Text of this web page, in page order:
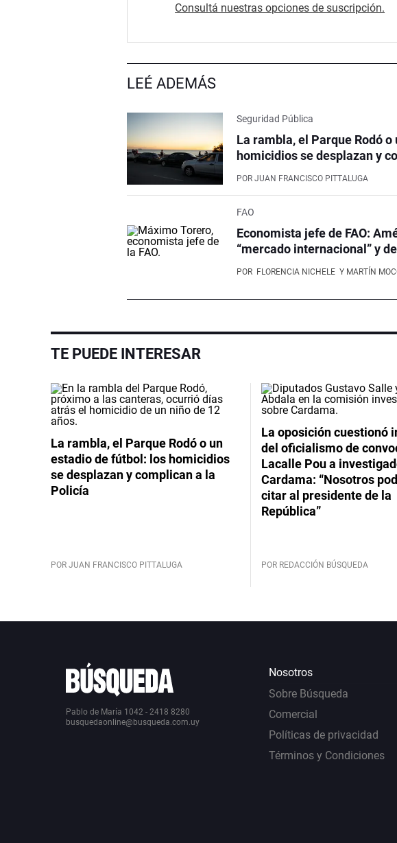
Consultá nuestras opciones de suscripción.
LEÉ ADEMÁS
Seguridad Pública
La rambla, el Parque Rodó
homicidios se desplazan y
POR JUAN FRANCISCO PITTALUGA
FAO
Economista jefe de FAO:
“mercado internacional” y
POR FLORENCIA NICHELE Y MARTÍN
TE PUEDE INTERESAR
La rambla, el Parque Rodó o un
estadio de fútbol: los homicidios
se desplazan y complican a la
Policía
POR JUAN FRANCISCO PITTALUGA
La oposición cuestionó
del oficialismo de
Lacalle Pou a
Cardama: “Nosotros
citar al presidente de la
República”
POR REDACCIÓN BÚSQUEDA
Pablo de María 1042 - 2418 8280
busquedaonline@busqueda.com.uy
Nosotros
Sobre Búsqueda
Comercial
Políticas de privacidad
Términos y Condiciones